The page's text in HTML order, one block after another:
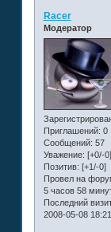
Racer
Модератор
Приглашений: 0
Сообщений: 57
Уважение: [+0/-0]
Позитив: [+1/-0]
Провел на
5 часов 58
Последний
2008-05-08